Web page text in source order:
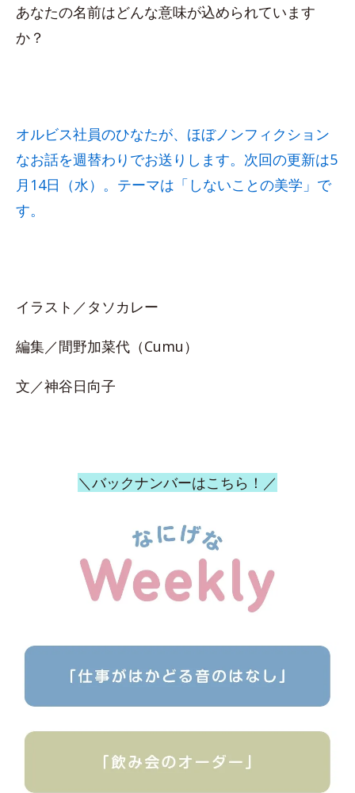
あなたの名前はどんな意味が込められています
か？
オルビス社員のひなたが、ほぼノンフィクション
なお話を週替わりでお送りします。次回の更新は5
月14日（水）。テーマは「しないことの美学」で
す。
イラスト／タソカレー
編集／間野加菜代（Cumu）
文／神谷日向子
＼バックナンバーはこちら！／